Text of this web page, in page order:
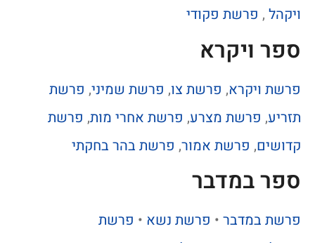
ויקהל , פרשת פקודי
ספר ויקרא
פרשת ויקרא, פרשת צו, פרשת שמיני, פרשת
תזריע, פרשת מצרע, פרשת אחרי מות, פרשת
קדושים, פרשת אמור, פרשת בהר בחקתי
ספר במדבר
פרשת במדבר • פרשת נשא • פרשת